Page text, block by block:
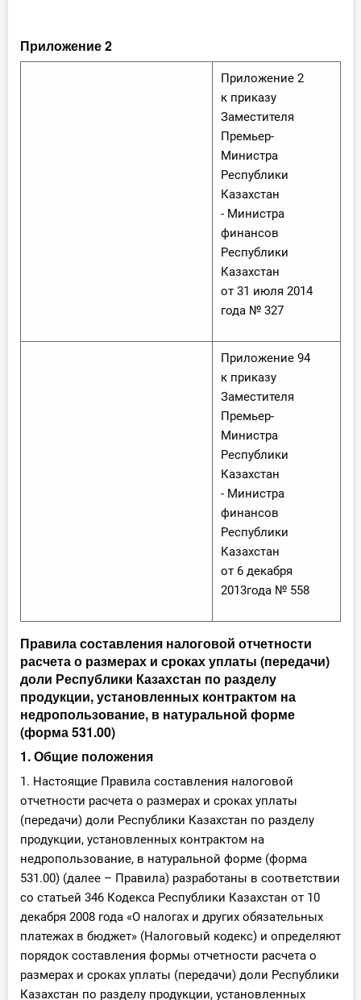
Приложение 2
Приложение 2
к приказу
Заместителя
Премьер-
Министра
Республики
Казахстан
- Министра
финансов
Республики
Казахстан
от 31 июля 2014
года № 327
Приложение 94
к приказу
Заместителя
Премьер-
Министра
Республики
Казахстан
- Министра
финансов
Республики
Казахстан
от 6 декабря
2013года № 558
Правила составления налоговой отчетности
расчета о размерах и сроках уплаты (передачи)
доли Республики Казахстан по разделу
продукции, установленных контрактом на
недропользование, в натуральной форме
(форма 531.00)
1. Общие положения
1. Настоящие Правила составления налоговой
отчетности расчета о размерах и сроках уплаты
(передачи) доли Республики Казахстан по разделу
продукции, установленных контрактом на
недропользование, в натуральной форме (форма
531.00) (далее – Правила) разработаны в соответствии
со статьей 346 Кодекса Республики Казахстан от 10
декабря 2008 года «О налогах и других обязательных
платежах в бюджет» (Налоговый кодекс) и определяют
порядок составления формы отчетности расчета о
размерах и сроках уплаты (передачи) доли Республики
Казахстан по разделу продукции, установленных